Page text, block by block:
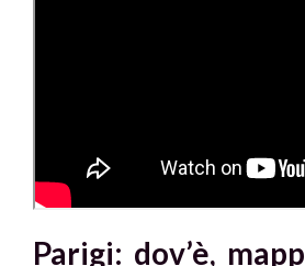
Parigi: dov’è,